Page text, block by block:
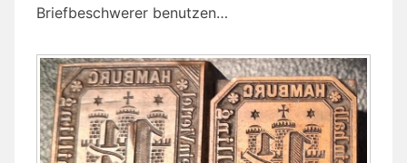
Briefbeschwerer benutzen…